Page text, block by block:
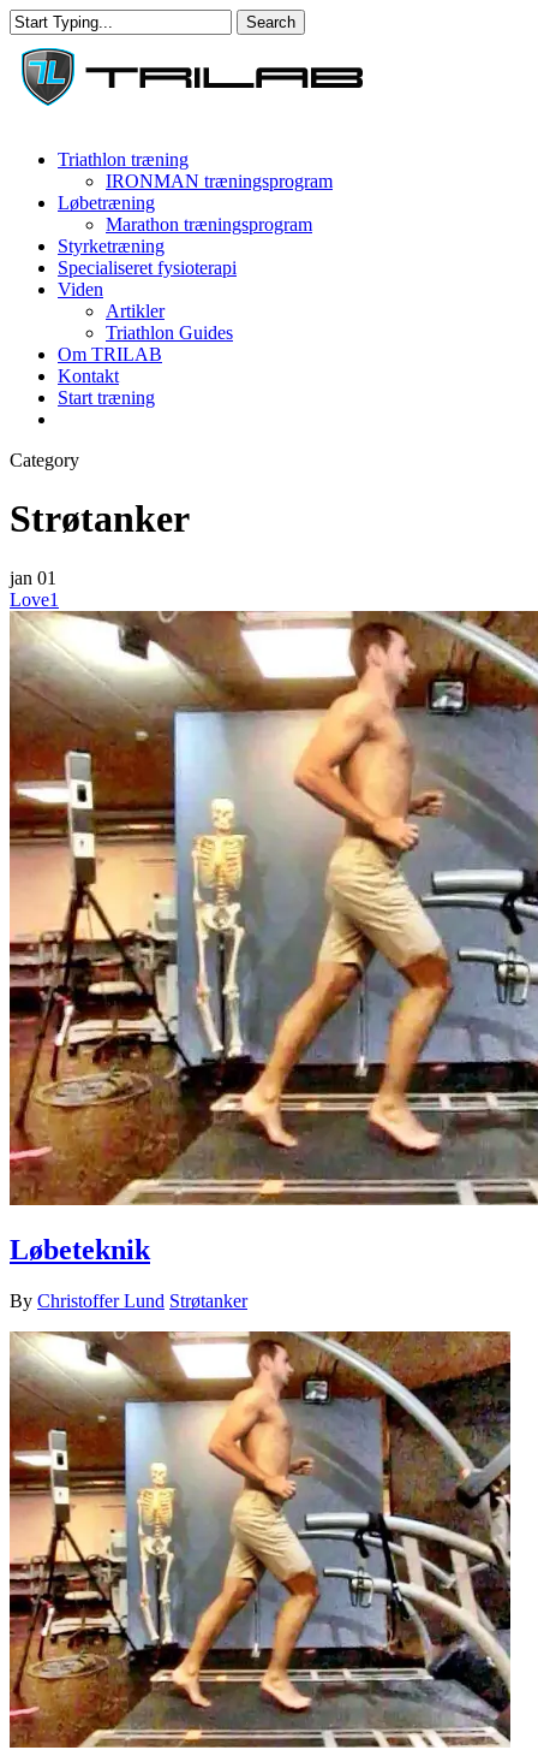
Skip
to
main
content
Search
Close
Search
Menu
Triathlon træning
IRONMAN træningsprogram
Løbetræning
Marathon træningsprogram
Styrketræning
Specialiseret fysioterapi
Viden
Artikler
Triathlon Guides
Om TRILAB
Kontakt
Start træning
Category
Strøtanker
jan 01
Love1
Løbeteknik
By Christoffer Lund Strøtanker